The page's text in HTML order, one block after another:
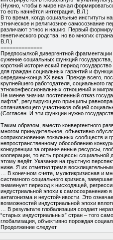
(Нужно, чтобы в мире начал
то есть начнётся интеграция. В.Л.)
В то время, когда социальные институты
этническое и религиозное самосознание
различают этнос и нацию. Первый
генетического родства, но во многих
В.Л.)
==============
Предпосылкой дивергентной
сужение социальных функций
короткий исторический период
для граждан социальных гарантий и
середины-конца ХХ века. Прежде всего,
крупнейшего работодателя, социального
этноконфессиональных отношений и
Не менее значим постепенный отказ
лифта”, регулирующего принципы
сплачивающего участников общей
(Согласен. И эти функции нужно
==============
Таким образом, вместо конвергентного
многом принудительное, объективно
соприкосновение локальных сообществ и
непространственному обособлению
конкуренции за ограниченные ресурсы,
кооперации, то есть процессы социальной
этому ведёт. Указания на грустную
ниже. Я их отметил тремя
… В конечном счете, мультикризисная и
системного социального кризиса,
знаменует переход к нисходящей,
индустриальной эпохи к самосохранению
антагонизма и неустойчивости. Это
возможностей индустриальной эпохи
… В результате глобализация создает
“старых индустриальных” стран – того
глобализация, объективно порождая
Продолжение следует